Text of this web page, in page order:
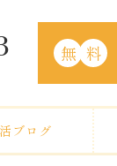
無 料
ブログ